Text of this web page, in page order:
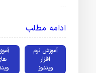
…
ادامه مطلب
آموزش نرم
افزار
ویندوز